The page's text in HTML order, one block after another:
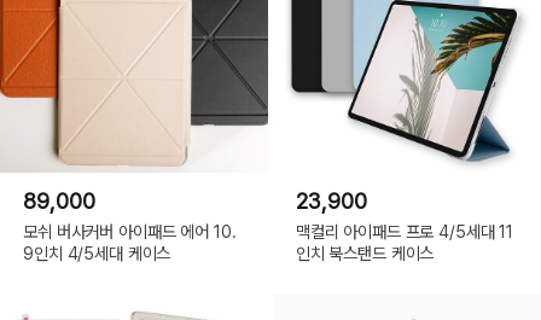
89,000
모쉬 버사커버 아이패드 에어 10.
9인치 4/5세대 케이스
23,900
맥컬리 아이패드 프로 4/5세대 11
인치 북스탠드 케이스